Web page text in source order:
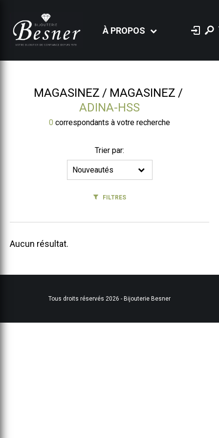
À PROPOS
MAGASINEZ
MAGASINEZ
ADINA-HSS
0 correspondants à votre recherche
Trier par:
FILTRES
Aucun résultat.
Tous droits réservés 2026 - Bijouterie Besner